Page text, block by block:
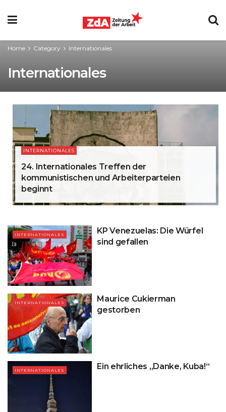
Home Category Internationales
Internationales
INTERNATIONALES
24. Internationales Treffen der
kommunistischen und Arbeiterparteien
beginnt
INTERNATIONALES
KP Venezuelas: Die Würfel
sind gefallen
INTERNATIONALES
Maurice Cukierman
gestorben
INTERNATIONALES Ein ehrliches „Danke, Kuba!“